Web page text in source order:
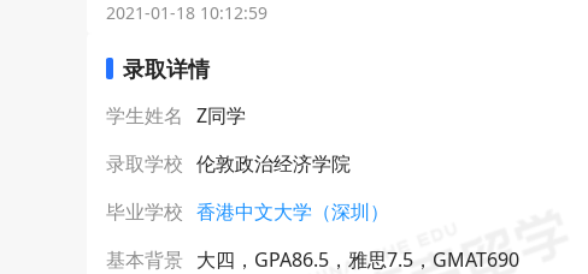
2021-01-18 10:12:59
录取详情
学生姓名 Z同学
录取学校 伦敦政治经济学院
毕业学校 香港中文大学（深圳）
基本背景 大四，GPA86.5，雅思7.5，GMAT690